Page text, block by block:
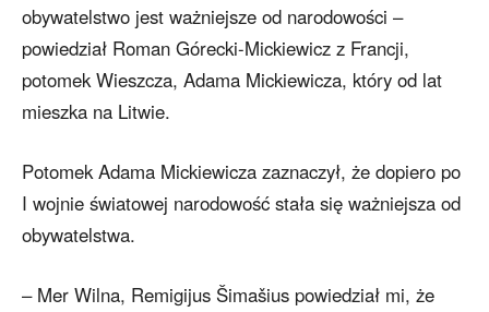
obywatelstwo jest ważniejsze od narodowości –
powiedział Roman Górecki-Mickiewicz z Francji,
potomek Wieszcza, Adama Mickiewicza, który od lat
mieszka na Litwie.
Potomek Adama Mickiewicza zaznaczył, że dopiero po
I wojnie światowej narodowość stała się ważniejsza od
obywatelstwa.
– Mer Wilna, Remigijus Šimašius powiedział mi, że